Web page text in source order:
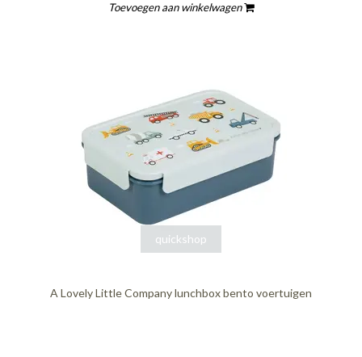
Toevoegen aan winkelwagen
quickshop
A Lovely Little Company lunchbox bento voertuigen